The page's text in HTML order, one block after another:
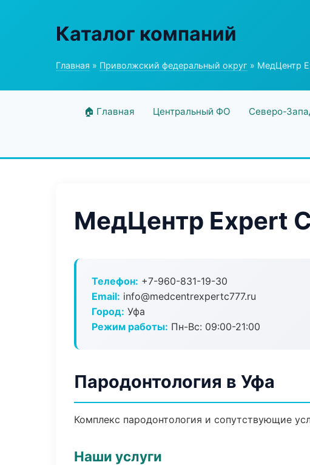
Каталог компаний
Главная » Приволжский федеральный округ » МедЦентр
🏠 Главная Центральный ФО Северо-
МедЦентр Expert
Телефон: +7-960-831-19-30
Email: info@medcentrexpertc777.ru
Город: Уфа
Режим работы: Пн-Вс: 09:00-21:00
Пародонтология в Уфа
Комплекс пародонтология и сопутствующие
Наши услуги